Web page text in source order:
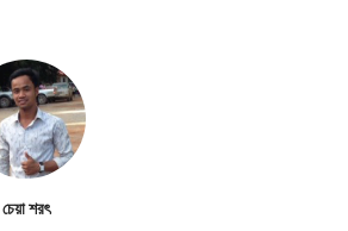
চেয়া শরৎ